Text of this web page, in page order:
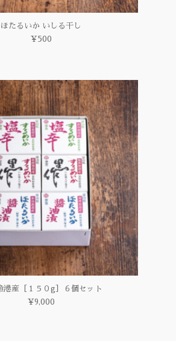
ほたるいか いしる干し
¥500
港産［１５０g］６個セット
¥9,000